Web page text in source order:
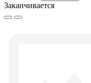
Заканчивается